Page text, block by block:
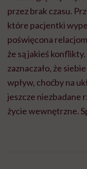
przez brak czasu.
które pacjentki
poświęcona
że są jakieś
zaznaczało, że
wpływ, choćby na
jeszcze niezbadane
życie wewnętrzne.